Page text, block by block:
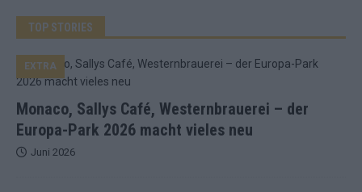
TOP STORIES
Monaco, Sallys Café, Westernbrauerei – der
Europa-Park 2026 macht vieles neu
EXTRA
Juni 2026